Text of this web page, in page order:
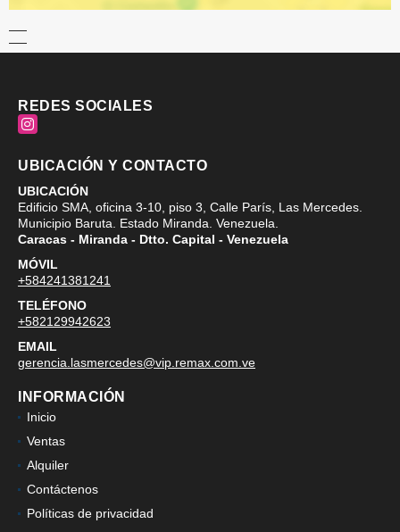
REDES SOCIALES
Instagram
UBICACIÓN Y CONTACTO
UBICACIÓN
Edificio SMA, oficina 3-10, piso 3, Calle París, Las Mercedes.
Municipio Baruta. Estado Miranda. Venezuela.
Caracas - Miranda - Dtto. Capital - Venezuela
MÓVIL
+584241381241
TELÉFONO
+582129942623
EMAIL
gerencia.lasmercedes@vip.remax.com.ve
INFORMACIÓN
Inicio
Ventas
Alquiler
Contáctenos
Políticas de privacidad